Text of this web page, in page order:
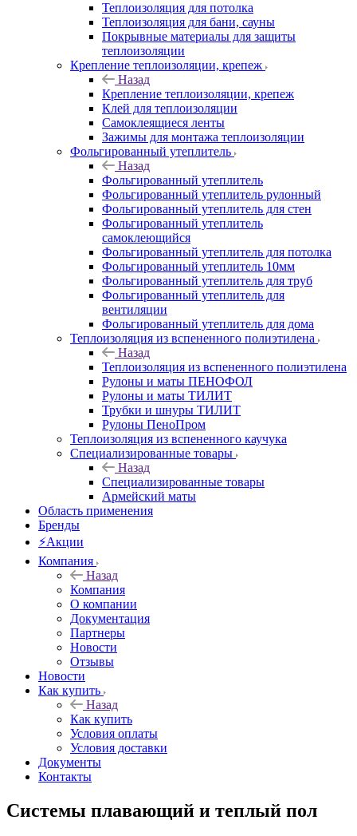
Теплоизоляция для потолка
Теплоизоляция для бани, сауны
Покрывные материалы для защиты
теплоизоляции
Крепление теплоизоляции, крепеж
Назад
Крепление теплоизоляции, крепеж
Клей для теплоизоляции
Самоклеящиеся ленты
Зажимы для монтажа теплоизоляции
Фольгированный утеплитель
Назад
Фольгированный утеплитель
Фольгированный утеплитель рулонный
Фольгированный утеплитель для стен
Фольгированный утеплитель
самоклеющийся
Фольгированный утеплитель для потолка
Фольгированный утеплитель 10мм
Фольгированный утеплитель для труб
Фольгированный утеплитель для
вентиляции
Фольгированный утеплитель для дома
Теплоизоляция из вспененного полиэтилена
Назад
Теплоизоляция из вспененного полиэтилена
Рулоны и маты ПЕНОФОЛ
Рулоны и маты ТИЛИТ
Трубки и шнуры ТИЛИТ
Рулоны ПеноПром
Теплоизоляция из вспененного каучука
Специализированные товары
Назад
Специализированные товары
Армейский маты
Область применения
Бренды
⚡Акции
Компания
Назад
Компания
О компании
Документация
Партнеры
Новости
Отзывы
Новости
Как купить
Назад
Как купить
Условия оплаты
Условия доставки
Документы
Контакты
Системы плавающий и теплый пол